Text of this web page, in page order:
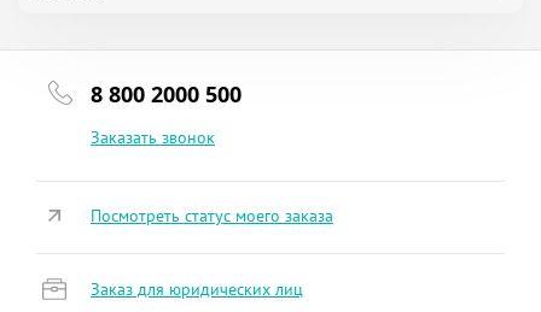
8 800 2000 500
Заказать звонок
Посмотреть статус моего заказа
Заказ для юридических лиц